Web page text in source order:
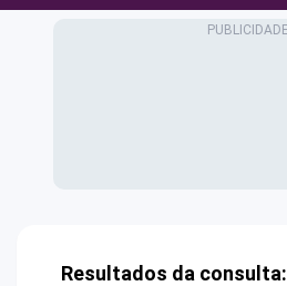
Resultados da consulta: